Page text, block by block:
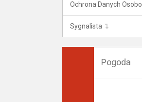
Ochrona Danych
Sygnalista
Pogoda